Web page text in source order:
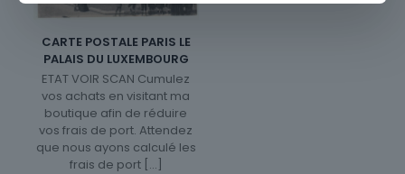
CARTE POSTALE PARIS LE
PALAIS DU LUXEMBOURG
ETAT VOIR SCAN Cumulez
vos achats en visitant ma
boutique afin de réduire
vos frais de port. Attendez
que nous ayons calculé les
frais de port[…]